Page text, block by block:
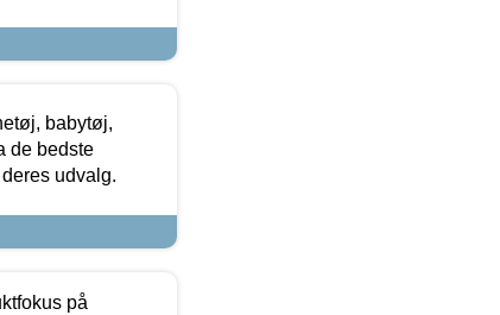
babytøj,
de bedste
udvalg.
på